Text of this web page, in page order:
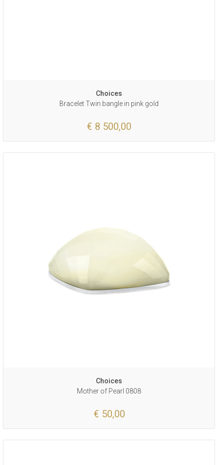
Choices
Bracelet Twin bangle in pink gold
€ 8 500,00
Choices
Mother of Pearl 0808
€ 50,00